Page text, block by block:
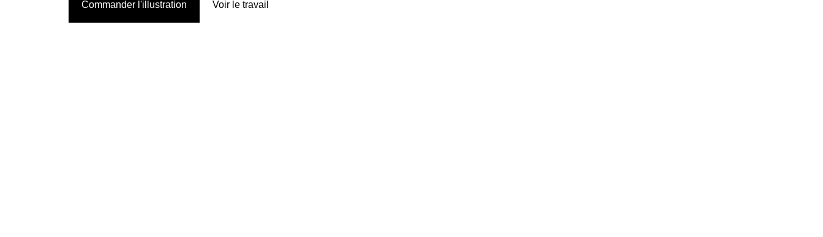
Commander l'illustration Voir le travail